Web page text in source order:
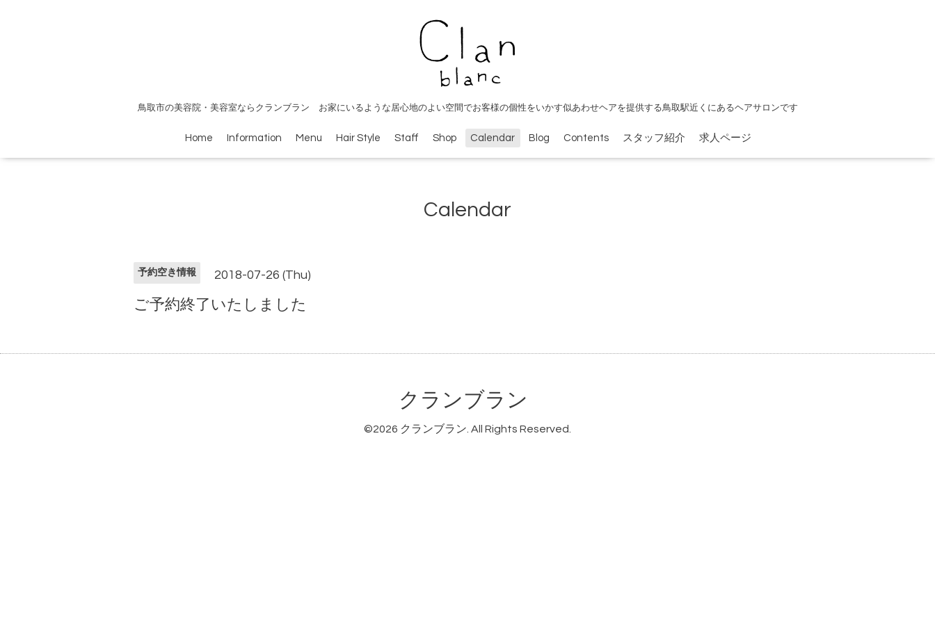
鳥取市の美容院・美容室ならクランブラン お家にいるような居心地のよい空間でお客様の個性をいかす似あわせヘアを提供する鳥取駅近くにあるヘアサロンです
Home Information Menu Hair Style Staff Shop Calendar Blog Contents スタッフ紹介 求人ページ
Calendar
予約空き情報 2018-07-26 (Thu)
ご予約終了いたしました
クランブラン
©2026 クランブラン. All Rights Reserved.